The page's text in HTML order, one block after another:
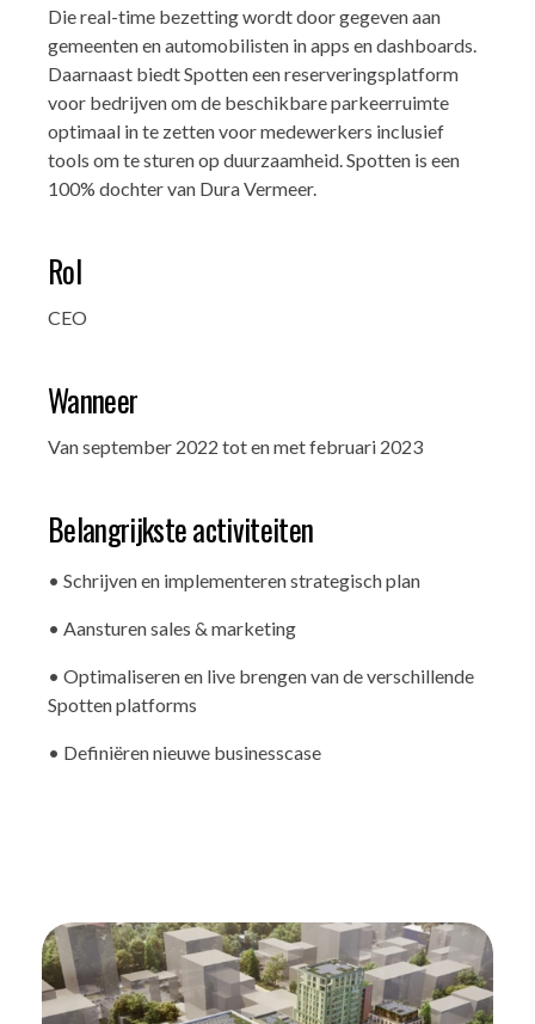
Die real-time bezetting wordt door gegeven aan
gemeenten en automobilisten in apps en dashboards.
Daarnaast biedt Spotten een reserveringsplatform
voor bedrijven om de beschikbare parkeerruimte
optimaal in te zetten voor medewerkers inclusief
tools om te sturen op duurzaamheid. Spotten is een
100% dochter van Dura Vermeer.
Rol
CEO
Wanneer
Van september 2022 tot en met februari 2023
Belangrijkste activiteiten
• Schrijven en implementeren strategisch plan
• Aansturen sales & marketing
• Optimaliseren en live brengen van de verschillende
Spotten platforms
• Definiëren nieuwe businesscase